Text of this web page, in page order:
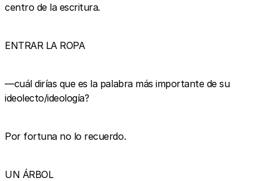
centro de la escritura.
ENTRAR LA ROPA
—cuál dirías que es la palabra más importante de su
ideolecto/ideología?
Por fortuna no lo recuerdo.
UN ÁRBOL